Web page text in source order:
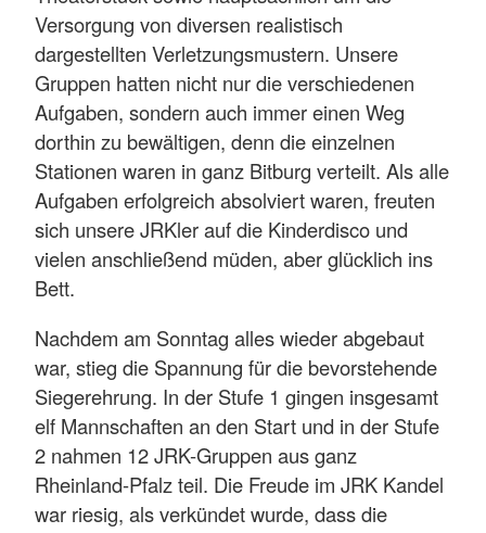
Versorgung von diversen realistisch
dargestellten Verletzungsmustern. Unsere
Gruppen hatten nicht nur die verschiedenen
Aufgaben, sondern auch immer einen Weg
dorthin zu bewältigen, denn die einzelnen
Stationen waren in ganz Bitburg verteilt. Als alle
Aufgaben erfolgreich absolviert waren, freuten
sich unsere JRKler auf die Kinderdisco und
vielen anschließend müden, aber glücklich ins
Bett.
Nachdem am Sonntag alles wieder abgebaut
war, stieg die Spannung für die bevorstehende
Siegerehrung. In der Stufe 1 gingen insgesamt
elf Mannschaften an den Start und in der Stufe
2 nahmen 12 JRK-Gruppen aus ganz
Rheinland-Pfalz teil. Die Freude im JRK Kandel
war riesig, als verkündet wurde, dass die